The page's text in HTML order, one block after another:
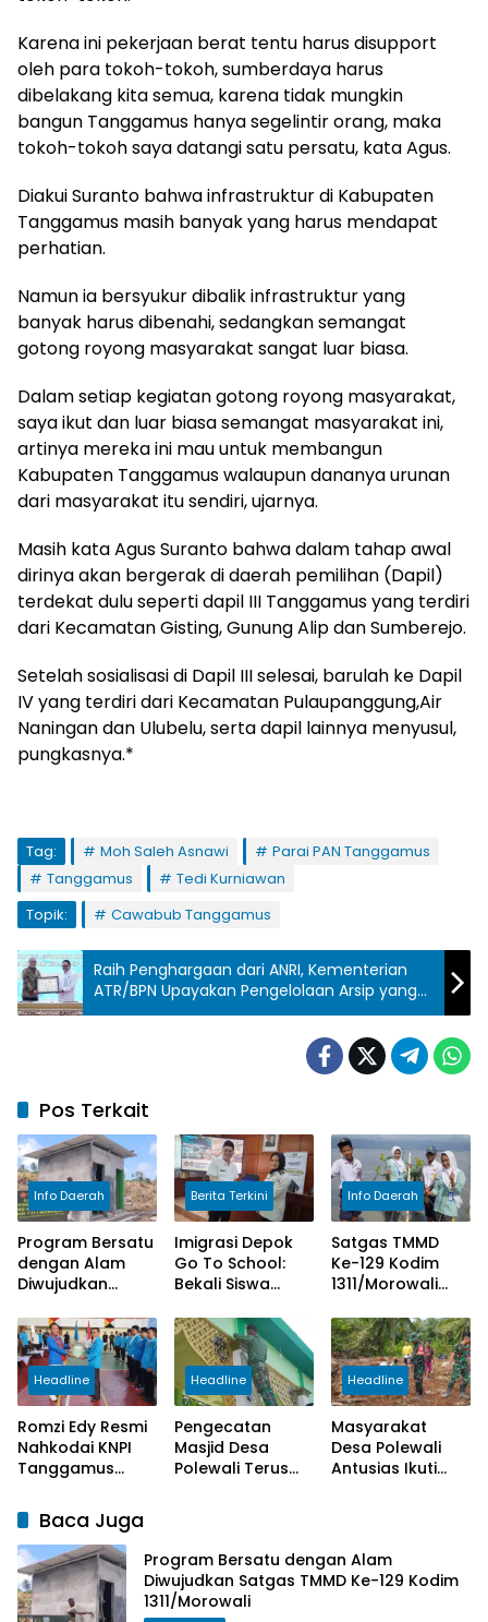
Karena ini pekerjaan berat tentu harus disupport
oleh para tokoh-tokoh, sumberdaya harus
dibelakang kita semua, karena tidak mungkin
bangun Tanggamus hanya segelintir orang, maka
tokoh-tokoh saya datangi satu persatu, kata Agus.
Diakui Suranto bahwa infrastruktur di Kabupaten
Tanggamus masih banyak yang harus mendapat
perhatian.
Namun ia bersyukur dibalik infrastruktur yang
banyak harus dibenahi, sedangkan semangat
gotong royong masyarakat sangat luar biasa.
Dalam setiap kegiatan gotong royong masyarakat,
saya ikut dan luar biasa semangat masyarakat ini,
artinya mereka ini mau untuk membangun
Kabupaten Tanggamus walaupun dananya urunan
dari masyarakat itu sendiri, ujarnya.
Masih kata Agus Suranto bahwa dalam tahap awal
dirinya akan bergerak di daerah pemilihan (Dapil)
terdekat dulu seperti dapil III Tanggamus yang terdiri
dari Kecamatan Gisting, Gunung Alip dan Sumberejo.
Setelah sosialisasi di Dapil III selesai, barulah ke Dapil
IV yang terdiri dari Kecamatan Pulaupanggung,Air
Naningan dan Ulubelu, serta dapil lainnya menyusul,
pungkasnya.*
Tag: Moh Saleh Asnawi
Parai PAN Tanggamus
Tanggamus
Tedi Kurniawan
Topik:
Cawabub Tanggamus
Raih Penghargaan dari ANRI, Kementerian
ATR/BPN Upayakan Pengelolaan Arsip yang
Semakin Baik
Pos Terkait
Info Daerah
Program Bersatu
dengan Alam
Diwujudkan
Ke-129 Kodim
1311/Morowali
Berita Terkini
Imigrasi Depok
Go To School:
Bekali Siswa
TPPO dan
Kenalkan
Peluang Karier di
Poltekim
Info Daerah
Satgas TMMD
Ke-129 Kodim
1311/Morowali
Tanam 1.000
Pohon Mangrove
di Kepulauan
Umbele
Headline
Romzi Edy Resmi
Nahkodai KNPI
Tanggamus
2029.
Headline
Pengecatan
Masjid Desa
Polewali Terus
Headline
Masyarakat
Desa Polewali
Antusias Ikuti
Satgas TMMD
Ke-129
Baca Juga
Program Bersatu dengan Alam
Diwujudkan Satgas TMMD Ke-129 Kodim
1311/Morowali